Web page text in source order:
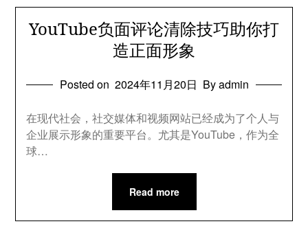
YouTube负面评论清除技巧助你打
造正面形象
Posted on 2024年11月20日 By admin
在现代社会，社交媒体和视频网站已经成为了个人与
企业展示形象的重要平台。尤其是YouTube，作为全
球…
Read more